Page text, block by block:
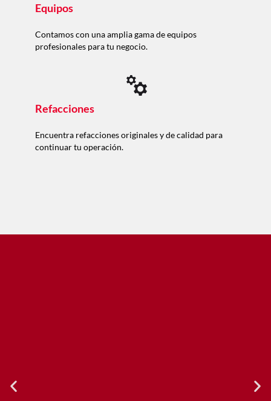
Equipos
Contamos con una amplia gama de equipos
profesionales para tu negocio.
Refacciones
Encuentra refacciones originales y de calidad para
continuar tu operación.